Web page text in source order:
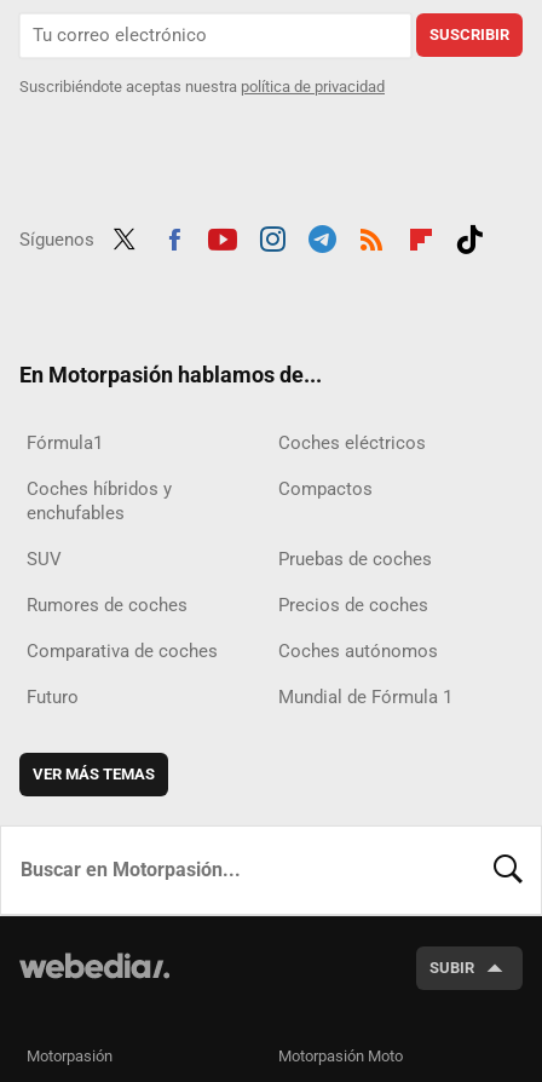
SUSCRIBIR
Suscribiéndote aceptas nuestra política de privacidad
Síguenos
En Motorpasión hablamos de...
Fórmula1 Coches eléctricos
Coches híbridos y
enchufables
Compactos
SUV Pruebas de coches
Rumores de coches Precios de coches
Comparativa de coches Coches autónomos
Futuro Mundial de Fórmula 1
VER MÁS TEMAS
SUBIR
Motorpasión Motorpasión Moto